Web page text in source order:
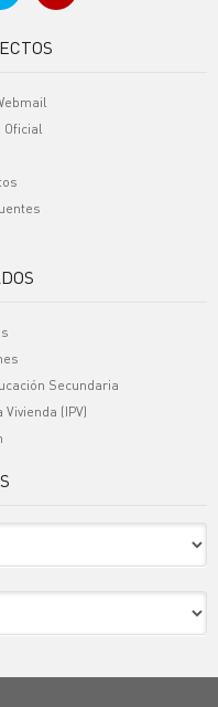
Oficial
Secundaria
(IPV)